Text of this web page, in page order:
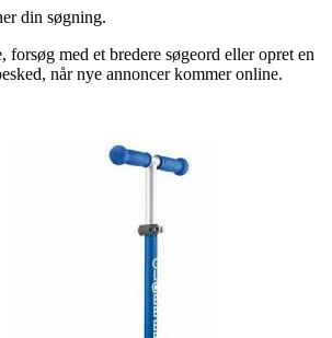
din søgning.
med et bredere søgeord eller opret en
når nye annoncer kommer online.